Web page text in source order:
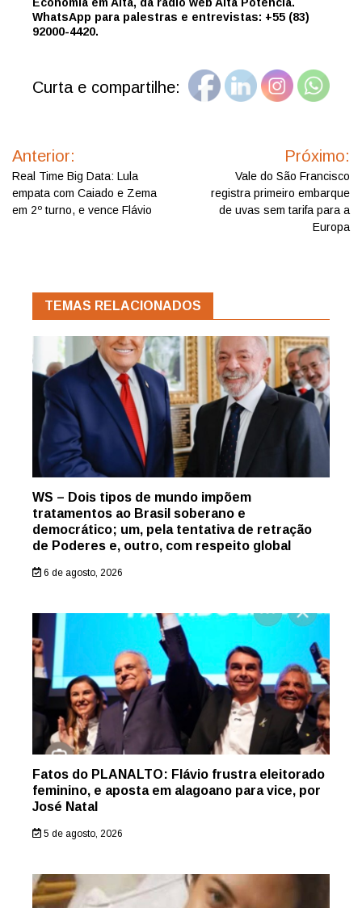
Economia em Alta, da rádio web Alta Potência.
WhatsApp para palestras e entrevistas: +55 (83)
92000-4420.
Curta e compartilhe:
de
Anterior:
Real Time Big Data: Lula
empata com Caiado e Zema
em 2º turno, e vence Flávio
Próximo:
Vale do São Francisco
registra primeiro embarque
de uvas sem tarifa para a
Europa
TEMAS RELACIONADOS
WS – Dois tipos de mundo impõem
tratamentos ao Brasil soberano e
democrático; um, pela tentativa de retração
de Poderes e, outro, com respeito global
6 de agosto, 2026
Fatos do PLANALTO: Flávio frustra eleitorado
feminino, e aposta em alagoano para vice, por
José Natal
5 de agosto, 2026